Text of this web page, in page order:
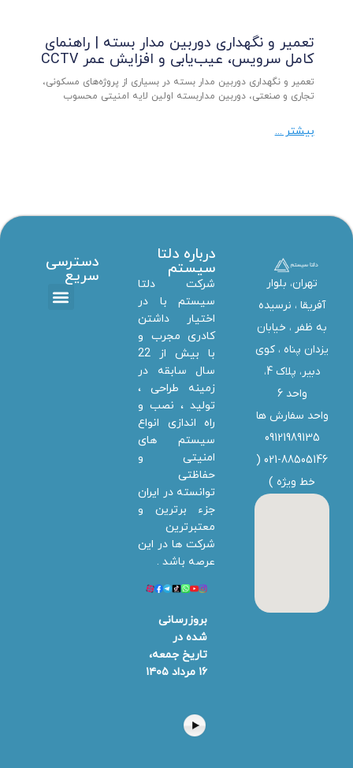
تعمیر و نگهداری دوربین مدار بسته | راهنمای
کامل سرویس، عیب‌یابی و افزایش عمر CCTV
تعمیر و نگهداری دوربین مدار بسته در بسیاری از پروژه‌های مسکونی،
تجاری و صنعتی، دوربین مداربسته اولین لایه امنیتی محسوب
بیشتر ...
تهران، بلوار
آفریقا ، نرسیده
به ظفر ،‌ خیابان
یزدان پناه ، کوی
دبیر، پلاک 4،
واحد 6
واحد سفارش ها
09121989135
021-88505146 (
خط ویژه )
درباره دلتا
سیستم
شرکت دلتا
سیستم با در
اختیار داشتن
کادری مجرب و
با بیش از 22
سال سابقه در
زمینه طراحی ،
تولید ، نصب و
راه اندازی انواع
سیستم های
امنیتی و
حفاظتی
توانسته در ایران
جزء برترین و
معتبرترین
شرکت ها در این
عرصه باشد .
بروزرسانی
شده در
تاریخ جمعه،
۱۶ مرداد ۱۴۰۵
دسترسی
سریع